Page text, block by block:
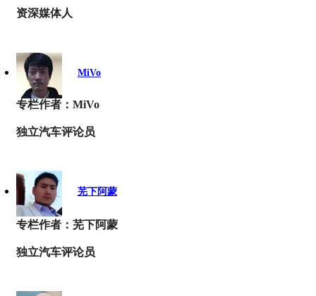
资深媒体人
MiVo
专栏作者：MiVo
独立汽车评论员
芜下阿蒙
专栏作者：芜下阿蒙
独立汽车评论员